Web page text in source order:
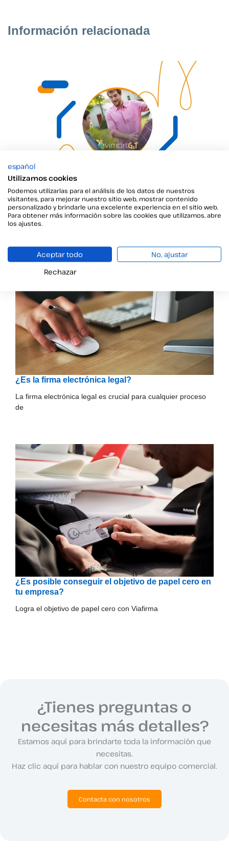
Información relacionada
Vimart G&T
Éxito de la firma electrónica en energía con Vimart G&T
¿Es la firma electrónica legal?
La firma electrónica legal es crucial para cualquier proceso
de
¿Es posible conseguir el objetivo de papel cero en
tu empresa?
Logra el objetivo de papel cero con Viafirma
¿Tienes preguntas o
necesitas más detalles?
Estamos aquí para brindarte toda la información que
necesitas.
Haz clic aquí para hablar con nuestro equipo comercial.
Contacta con nosotros
español
Utilizamos cookies
Podemos utilizarlas para el análisis de los datos de nuestros
visitantes, para mejorar nuestro sitio web, mostrar contenido
personalizado y brindarle una excelente experiencia en el sitio web.
Para obtener más información sobre las cookies que utilizamos, abre
los ajustes.
Aceptar todo
No, ajustar
Rechazar